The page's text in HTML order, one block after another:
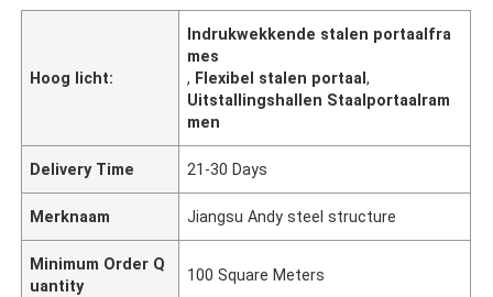
Hoog licht:
Indrukwekkende stalen portaalfra
mes
, Flexibel stalen portaal,
Uitstallingshallen Staalportaalram
men
Delivery Time 21-30 Days
Merknaam Jiangsu Andy steel structure
Minimum Order Q
uantity
100 Square Meters